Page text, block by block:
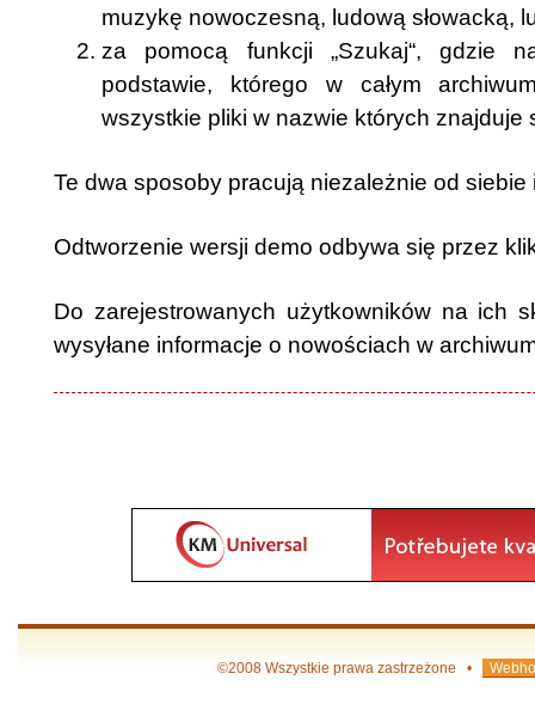
muzykę nowoczesną, ludową słowacką,
za pomocą funkcji „Szukaj“, gdzie
podstawie, którego w całym
wszystkie pliki w nazwie których znajduje
Te dwa sposoby pracują niezależnie od siebie
Odtworzenie wersji demo odbywa się przez
Do zarejestrowanych użytkowników na ich
wysyłane informacje o nowościach w
©2008 Wszystkie prawa zastrzeżone •